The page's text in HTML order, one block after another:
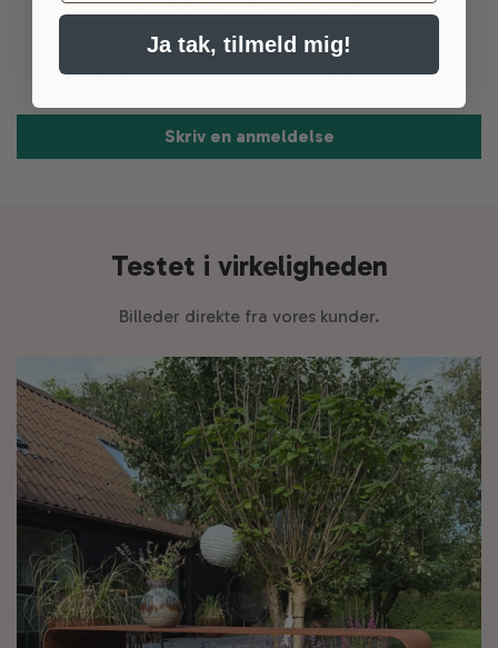
Vær den første til at skrive en anmeldelse
Skriv en anmeldelse
Testet i virkeligheden
Billeder direkte fra vores kunder.
Ja tak, tilmeld mig!